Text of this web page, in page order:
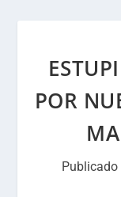
POR
Publicado